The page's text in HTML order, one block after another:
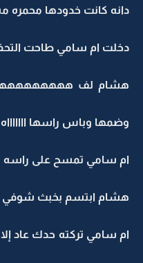
دانه كانت خدودها محمره
دخلت ام سامي طاحت
هشام لف
وضمها وباس راسها
ام سامي تمسح على راسه
هشام ابتسم بخبث شوفي
ام سامي تركته حدك عاد